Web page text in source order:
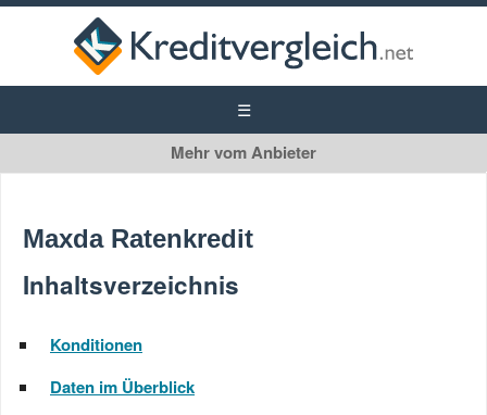
Maxda Ratenkredit
Inhaltsverzeichnis
Konditionen
Daten im Überblick
Privatkredit